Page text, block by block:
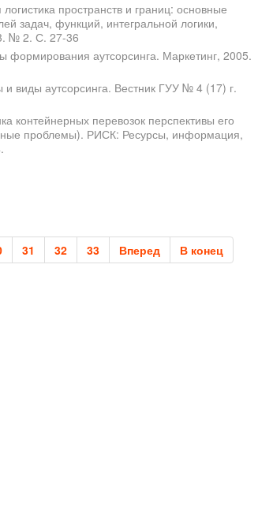
пространств и границ: основные
задач, функций, интегральной логики,
№ 2. С. 27-36
аутсорсинга. Маркетинг, 2005.
аутсорсинга. Вестник ГУУ № 4 (17) г.
перевозок перспективы его
проблемы). РИСК: Ресурсы, информация,
31 32 33 Вперед В конец